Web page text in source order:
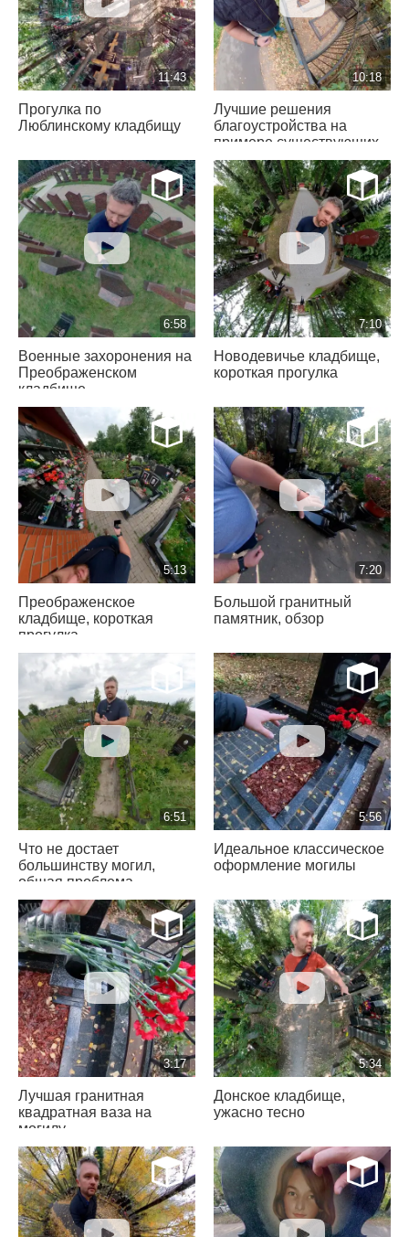
11:43
Прогулка по
Люблинскому кладбищу
10:18
Лучшие решения
благоустройства на
примере существующих
могил
6:58
Военные захоронения на
Преображенском
кладбище
7:10
Новодевичье кладбище,
короткая прогулка
5:13
Преображенское
кладбище, короткая
прогулка
7:20
Большой гранитный
памятник, обзор
6:51
Что не достает
большинству могил,
общая проблема
5:56
Идеальное классическое
оформление могилы
3:17
Лучшая гранитная
квадратная ваза на
могилу
5:34
Донское кладбище,
ужасно тесно